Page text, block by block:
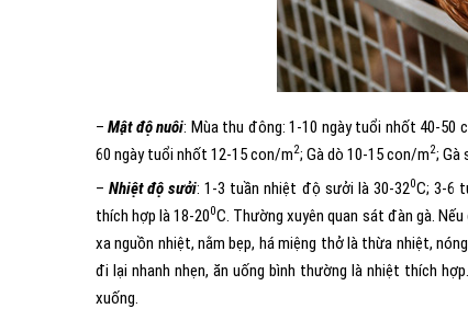
–Mật độ nuôi: Mùa thu đông: 1-10 ngày tuổi nhốt 40-50
60 ngày tuổi nhốt 12-15 con/m2; Gà dò 10-15 con/m2; Gà
–Nhiệt độ sưởi: 1-3 tuần nhiệt độ sưởi là 30-320C; 3-6
thích hợp là 18-200C. Thường xuyên quan sát đàn gà.
xa nguồn nhiệt, nằm bẹp, há miệng thở là thừa nhiệt,
đi lại nhanh nhẹn, ăn uống bình thường là nhiệt thích
xuống.